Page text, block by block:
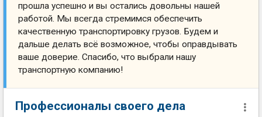
прошла успешно и вы остались довольны нашей
работой. Мы всегда стремимся обеспечить
качественную транспортировку грузов. Будем и
дальше делать всё возможное, чтобы оправдывать
ваше доверие. Спасибо, что выбрали нашу
транспортную компанию!
Профессионалы своего дела